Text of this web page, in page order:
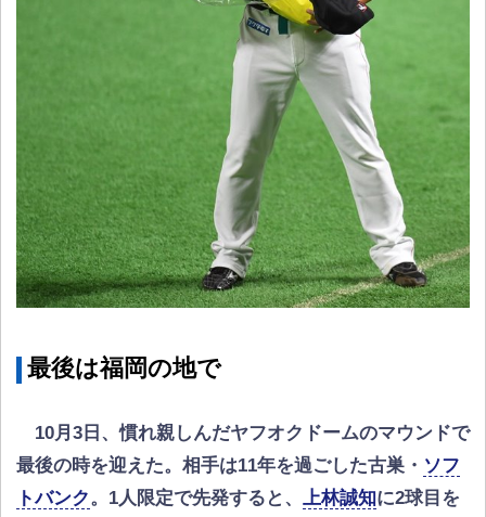
最後は福岡の地で
10月3日、慣れ親しんだヤフオクドームのマウンドで
最後の時を迎えた。相手は11年を過ごした古巣・ ソフ
トバンク。1人限定で先発すると、 上林誠知に2球目を